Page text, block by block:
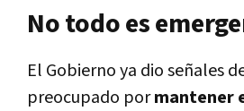
No todo es
El Gobierno ya dio señales
preocupado pormantener